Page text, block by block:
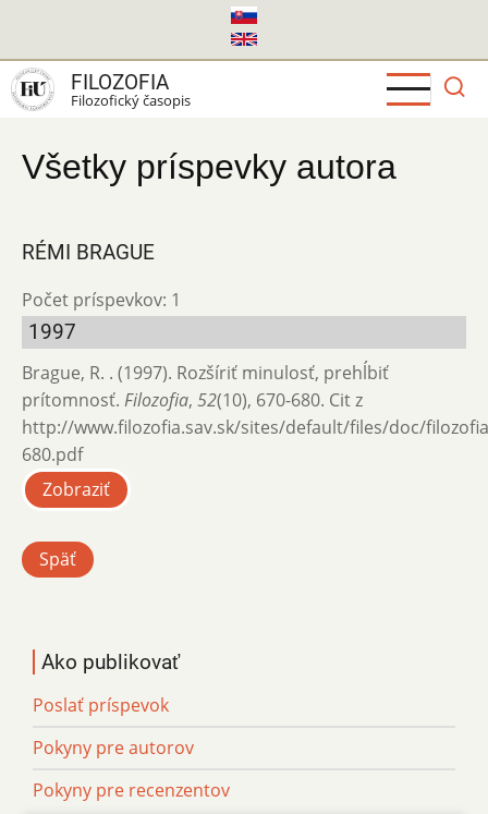
hlavný
obsah
FILOZOFIA
Filozofický časopis
Všetky príspevky autora
RÉMI BRAGUE
Počet príspevkov: 1
1997
Brague, R. . (1997). Rozšíriť minulosť, prehĺbiť
prítomnosť. Filozofia, 52(10), 670-680. Cit z
http://www.filozofia.sav.sk/sites/default/files/doc/
680.pdf
Zobraziť
Späť
Ako publikovať
Poslať príspevok
Pokyny pre autorov
Pokyny pre recenzentov